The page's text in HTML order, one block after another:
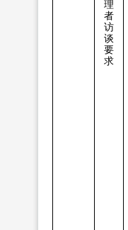
理
者
访
谈
要
求